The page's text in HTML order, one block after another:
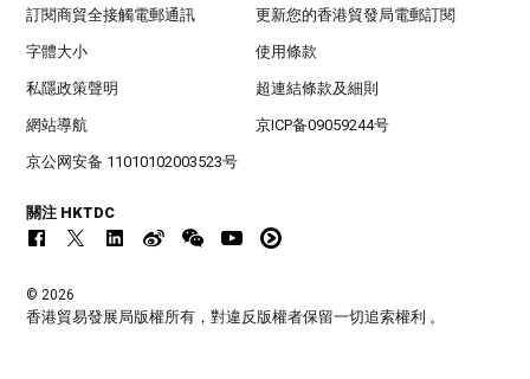
訂閱商貿全接觸電郵通訊 更新您的香港貿發局電郵訂閱
字體大小 使用條款
私隱政策聲明 超連結條款及細則
網站導航 京ICP备09059244号
京公网安备 11010102003523号
關注 HKTDC
© 2026
香港貿易發展局版權所有，對違反版權者保留一切追索權利 。